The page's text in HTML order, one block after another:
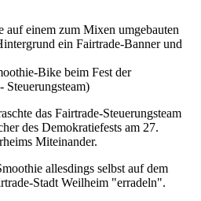
Bike beim Fest der
Steuerungsteam)
das Fairtrade-Steuerungsteam
des Demokratiefests am 27.
Miteinander.
allesdings selbst auf dem
-Stadt Weilheim "erradeln".